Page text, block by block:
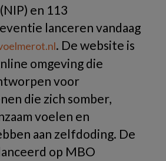
en 113
lanceren vandaag
. De website is
omgeving die
voor
die zich somber,
voelen en
aan zelfdoding. De
op MBO